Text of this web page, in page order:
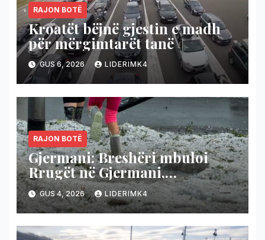
RAJON BOTË
Kroatët bëjnë gjestin e madh
për mërgimtarët tanë
GUS 6, 2026 LIDERIMK4
RAJON BOTË
Gjermani: Breshëri mbuloi
Rrugët në Gjermani,
temperaturat bien nga 36 në 19
gradë
GUS 4, 2026 LIDERIMK4